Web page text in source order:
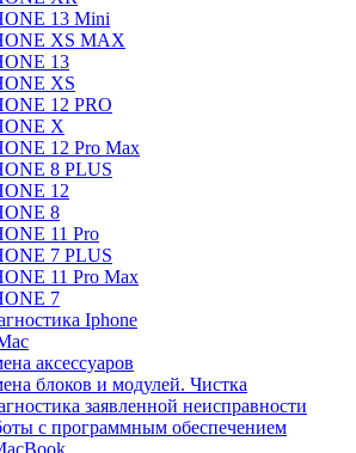
13 Mini
XS MAX
13
XS
12 PRO
X
12 Pro Max
8 PLUS
12
8
11 Pro
7 PLUS
11 Pro Max
7
Iphone
аксессуаров
блоков и модулей. Чистка
заявленной неисправности
с программным обеспечением